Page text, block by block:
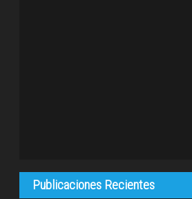
Publicaciones Recientes